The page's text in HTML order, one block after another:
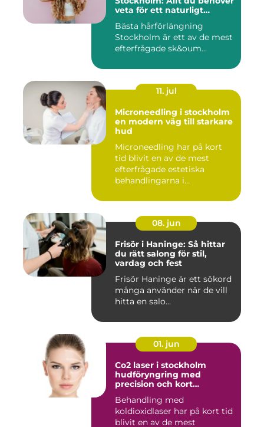
veta för ett naturligt
Bästa hårförlängning
Stockholm är ett av de mest
efterfrågade sk&oum...
11. jul
Microneedling i stockholm
en modern väg till starkare
hud
Microneedling har på kort
tid blivit en av de mest
efterfrågade estetiska
behandlingarna i
08. jun
Frisör i Haninge: Så hittar
du rätt salong för stil,
vardag och fest
Frisör Haninge är ett sökord
många använder när de vill
hitta en salo...
01. jun
Co2 laser i stockholm
hudföryngring med
precision och kort
Behandling med
koldioxidlaser har på kort tid
blivit en av de mest